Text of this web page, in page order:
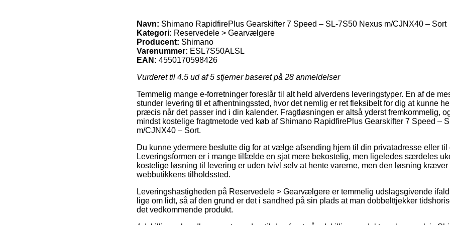
Navn: Shimano RapidfirePlus Gearskifter 7 Speed – SL-7S50 Nexus m/CJNX40 – Sort
Kategori: Reservedele > Gearvælgere
Producent: Shimano
Varenummer: ESL7S50ALSL
EAN: 4550170598426
Vurderet til 4.5 ud af 5 stjerner baseret på 28 anmeldelser
Temmelig mange e-forretninger foreslår til alt held alverdens leveringstyper. En af de
stunder levering til et afhentningssted, hvor det nemlig er ret fleksibelt for dig at kunne
præcis når det passer ind i din kalender. Fragtløsningen er altså yderst fremkommelig,
mindst kostelige fragtmetode ved køb af Shimano RapidfirePlus Gearskifter 7 Speed –
m/CJNX40 – Sort.
Du kunne ydermere beslutte dig for at vælge afsending hjem til din privatadresse eller til
Leveringsformen er i mange tilfælde en sjat mere bekostelig, men ligeledes særdeles
kostelige løsning til levering er uden tvivl selv at hente varerne, men den løsning
webbutikkens tilholdssted.
Leveringshastigheden på Reservedele > Gearvælgere er temmelig udslagsgivende
lige om lidt, så af den grund er det i sandhed på sin plads at man dobbelttjekker
det vedkommende produkt.